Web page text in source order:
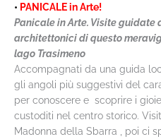
• PANICALE in Arte!
Panicale in Arte. Visite
architettonici di questo
lago Trasimeno
Accompagnati da una guida
gli angoli più suggestivi del
per conoscere e scoprire i
custoditi nel centro storico.
Madonna della Sbarra , poi ci